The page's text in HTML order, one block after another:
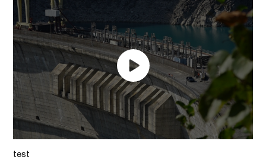
test